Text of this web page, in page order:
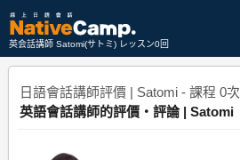
英会話講師 Satomi(サトミ) レッスン0回
日語會話講師評價 | Satomi - 課程 0次
英語會話講師的評價・評論 | Satomi